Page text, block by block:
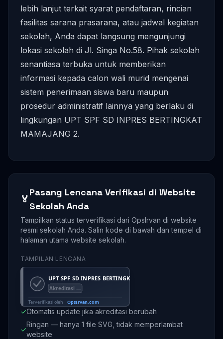
lebih lanjut terkait syarat pendaftaran, rincian
fasilitas sarana prasarana, atau jadwal kegiatan
sekolah, Anda dapat langsung mengunjungi
lokasi sekolah di Jl. Singa No.58. Pihak sekolah
senantiasa terbuka untuk memberikan
informasi kepada calon wali murid mengenai
sistem penerimaan siswa baru maupun
prosedur administratif lainnya yang berlaku di
lingkungan UPT SPF SD INPRES BERTINGKAT
MAMAJANG 2.
🏅
Pasang Lencana Verifikasi di Website
Sekolah Anda
Tampilkan status terverifikasi dari OpsIrvan di website
resmi sekolah Anda. Salin kode di bawah dan tempel di
halaman utama website sekolah.
TAMPILAN LENCANA
✓Otomatis update jika akreditasi berubah
✓
Ringan — hanya 1 file SVG, tidak memperlambat
website